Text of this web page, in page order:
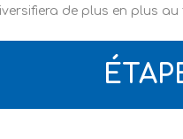
de plus en plus